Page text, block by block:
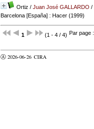
Ortiz / Juan José GALLARDO /
Barcelona [España] : Hacer (1999)
1 (1 - 4 / 4) Par page :
Ⓐ 2026-06-26 CIRA